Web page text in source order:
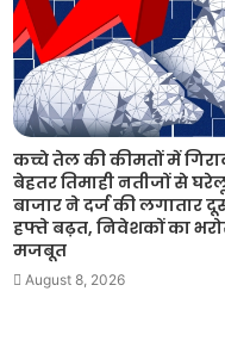
कच्चे तेल की कीमतों में
बेहतर तिमाही नतीजों से
बाजार ने दर्ज की लगातार
हफ्ते बढ़त, निवेशकों का
मजबूत
August 8, 2026